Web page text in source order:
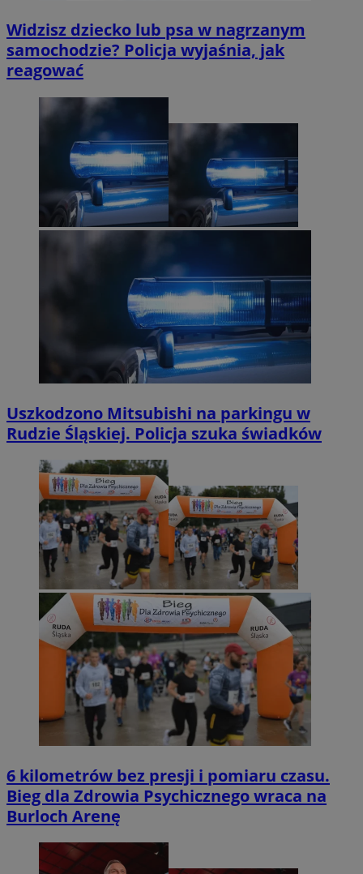
Widzisz dziecko lub psa w nagrzanym
samochodzie? Policja wyjaśnia, jak
reagować
Uszkodzono Mitsubishi na parkingu w
Rudzie Śląskiej. Policja szuka świadków
6 kilometrów bez presji i pomiaru czasu.
Bieg dla Zdrowia Psychicznego wraca na
Burloch Arenę